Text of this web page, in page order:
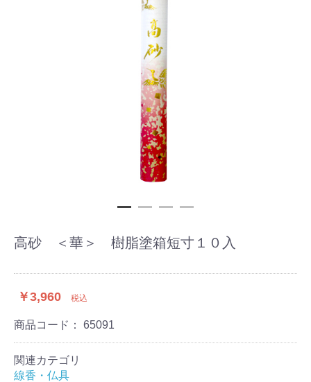
高砂 ＜華＞ 樹脂塗箱短寸１０入
￥3,960 税込
商品コード： 65091
関連カテゴリ
線香・仏具